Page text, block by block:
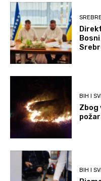
BIH I
Zbog
BIH I